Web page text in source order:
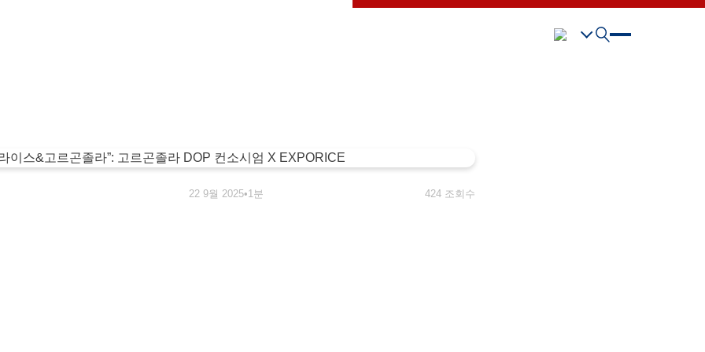
22 9월 2025•1분 424 조회수